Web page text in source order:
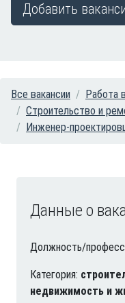
Добавить
Все вакансии
Работа
Строительство и
Инженер-
Данные о
Должность/
Категория:
недвижимость и